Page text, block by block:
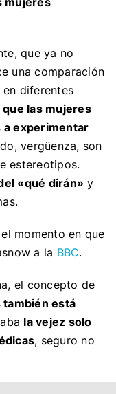
que ya no
una comparación
en diferentes
las mujeres
a experimentar
vergüenza, son
estereotipos.
«qué dirán» y
momento en que
a la BBC.
el concepto de
también está
la vejez solo
, seguro no